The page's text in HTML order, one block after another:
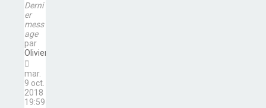
Derni
er
mess
age
par
Olivier
mar.
9 oct.
2018
19:59